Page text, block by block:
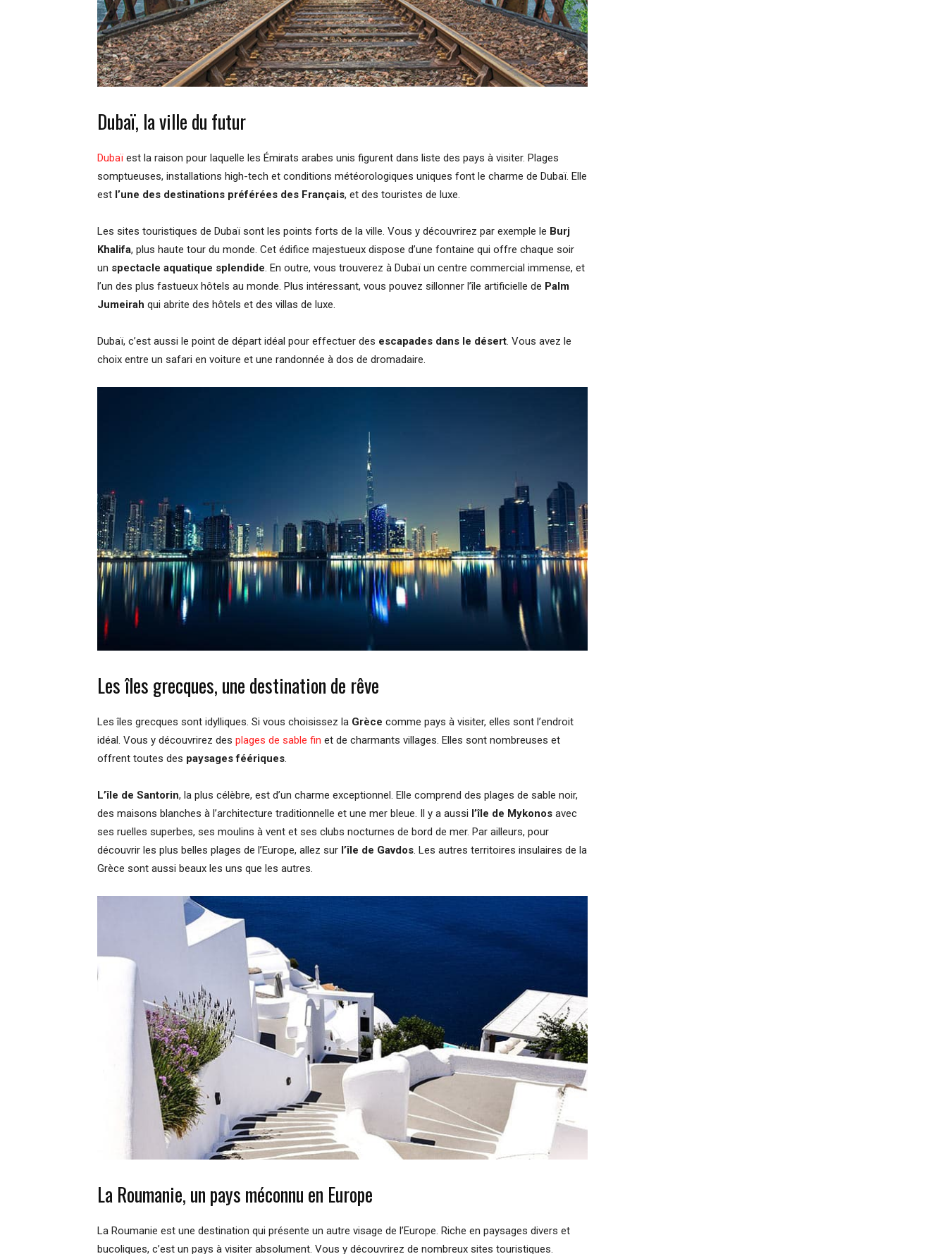
Dubaï, la ville du futur
Dubaï est la raison pour laquelle les Émirats arabes unis figurent dans liste des pays à visiter. Plages
somptueuses, installations high-tech et conditions météorologiques uniques font le charme de Dubaï. Elle
est l’une des destinations préférées des Français, et des touristes de luxe.
Les sites touristiques de Dubaï sont les points forts de la ville. Vous y découvrirez par exemple le Burj
Khalifa, plus haute tour du monde. Cet édifice majestueux dispose d’une fontaine qui offre chaque soir
un spectacle aquatique splendide. En outre, vous trouverez à Dubaï un centre commercial immense, et
l’un des plus fastueux hôtels au monde. Plus intéressant, vous pouvez sillonner l’île artificielle de Palm
Jumeirah qui abrite des hôtels et des villas de luxe.
Dubaï, c’est aussi le point de départ idéal pour effectuer des escapades dans le désert. Vous avez le
choix entre un safari en voiture et une randonnée à dos de dromadaire.
Les îles grecques, une destination de rêve
Les îles grecques sont idylliques. Si vous choisissez la Grèce comme pays à visiter, elles sont l’endroit
idéal. Vous y découvrirez des plages de sable fin et de charmants villages. Elles sont nombreuses et
offrent toutes des paysages féériques.
L’île de Santorin, la plus célèbre, est d’un charme exceptionnel. Elle comprend des plages de sable noir,
des maisons blanches à l’architecture traditionnelle et une mer bleue. Il y a aussi l’île de Mykonos avec
ses ruelles superbes, ses moulins à vent et ses clubs nocturnes de bord de mer. Par ailleurs, pour
découvrir les plus belles plages de l’Europe, allez sur l’île de Gavdos. Les autres territoires insulaires de la
Grèce sont aussi beaux les uns que les autres.
La Roumanie, un pays méconnu en Europe
La Roumanie est une destination qui présente un autre visage de l’Europe. Riche en paysages divers et
bucoliques, c’est un pays à visiter absolument. Vous y découvrirez de nombreux sites touristiques.